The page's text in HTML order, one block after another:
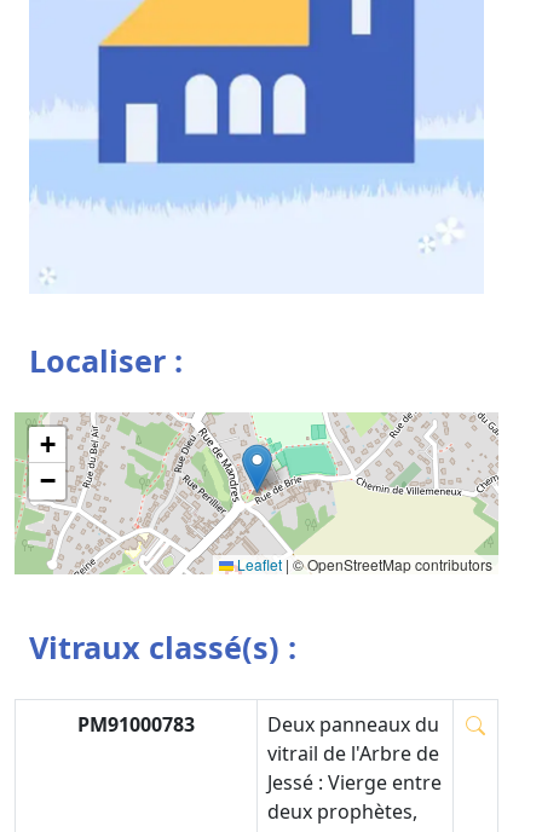
Localiser :
+
−
Leaflet | © OpenStreetMap contributors
Vitraux classé(s) :
PM91000783
Deux panneaux du
vitrail de l'Arbre de
Jessé : Vierge entre
deux prophètes,